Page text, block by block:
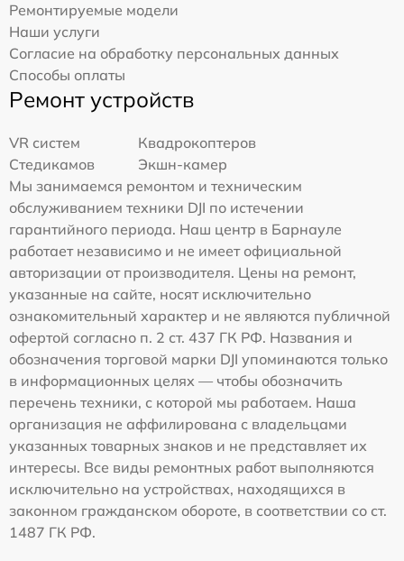
Ремонтируемые модели
Наши услуги
Согласие на обработку персональных данных
Способы оплаты
Ремонт устройств
VR систем
Квадрокоптеров
Стедикамов
Экшн-камер
Мы занимаемся ремонтом и техническим
обслуживанием техники DJI по истечении
гарантийного периода. Наш центр в Барнауле
работает независимо и не имеет официальной
авторизации от производителя. Цены на ремонт,
указанные на сайте, носят исключительно
ознакомительный характер и не являются публичной
офертой согласно п. 2 ст. 437 ГК РФ. Названия и
обозначения торговой марки DJI упоминаются только
в информационных целях — чтобы обозначить
перечень техники, с которой мы работаем. Наша
организация не аффилирована с владельцами
указанных товарных знаков и не представляет их
интересы. Все виды ремонтных работ выполняются
исключительно на устройствах, находящихся в
законном гражданском обороте, в соответствии со ст.
1487 ГК РФ.